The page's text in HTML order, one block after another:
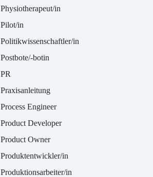
Physiotherapeut/in
Pilot/in
Politikwissenschaftler/in
Postbote/-botin
PR
Praxisanleitung
Process Engineer
Product Developer
Product Owner
Produktentwickler/in
Produktionsarbeiter/in